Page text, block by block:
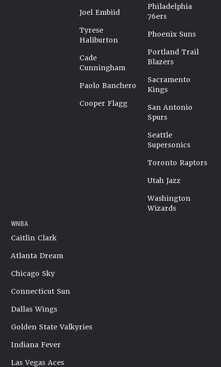
Joel Embiid
Tyrese
Haliburton
Cade
Cunningham
Paolo Banchero
Cooper Flagg
Philadelphia
76ers
Phoenix Suns
Portland Trail
Blazers
Sacramento
Kings
San Antonio
Spurs
Seattle
Supersonics
Toronto Raptors
Utah Jazz
Washington
Wizards
WNBA
Caitlin Clark
Atlanta Dream
Chicago Sky
Connecticut Sun
Dallas Wings
Golden State Valkyries
Indiana Fever
Las Vegas Aces